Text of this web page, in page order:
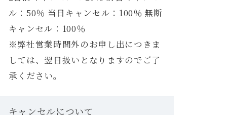
ル：50％ 当日キャンセル：100％ 無断
キャンセル：100％
※弊社営業時間外のお申し出につきま
しては、翌日扱いとなりますのでご了
承ください。
キャンセルについて